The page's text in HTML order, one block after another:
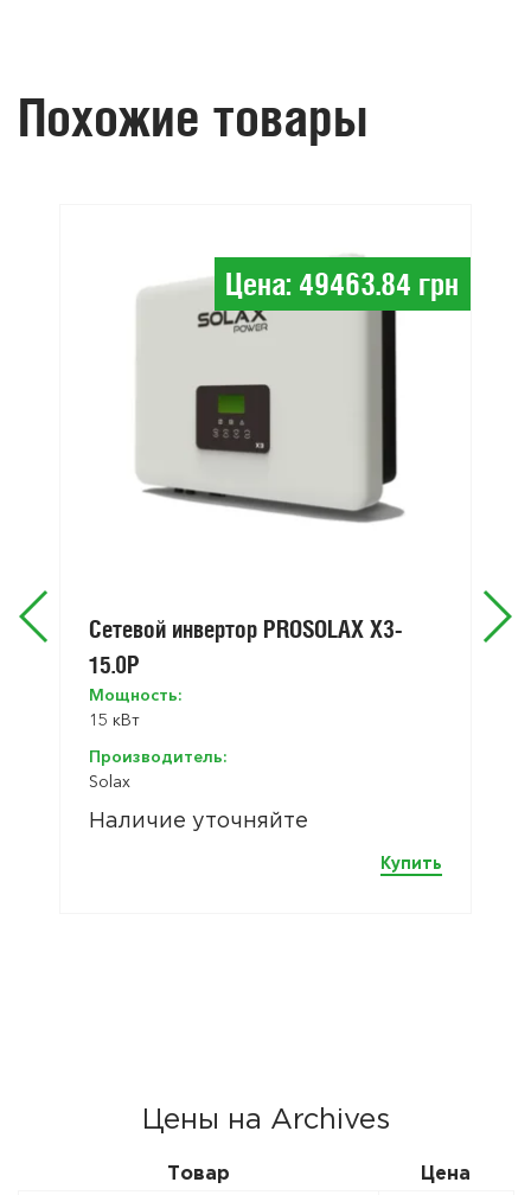
Похожие товары
Цена: 49463.84 грн
Сетевой инвертор PROSOLAX X3-
15.0P
Мощность:
15 кВт
Производитель:
Solax
Наличие уточняйте
Купить
Цены на Archives
Товар Цена